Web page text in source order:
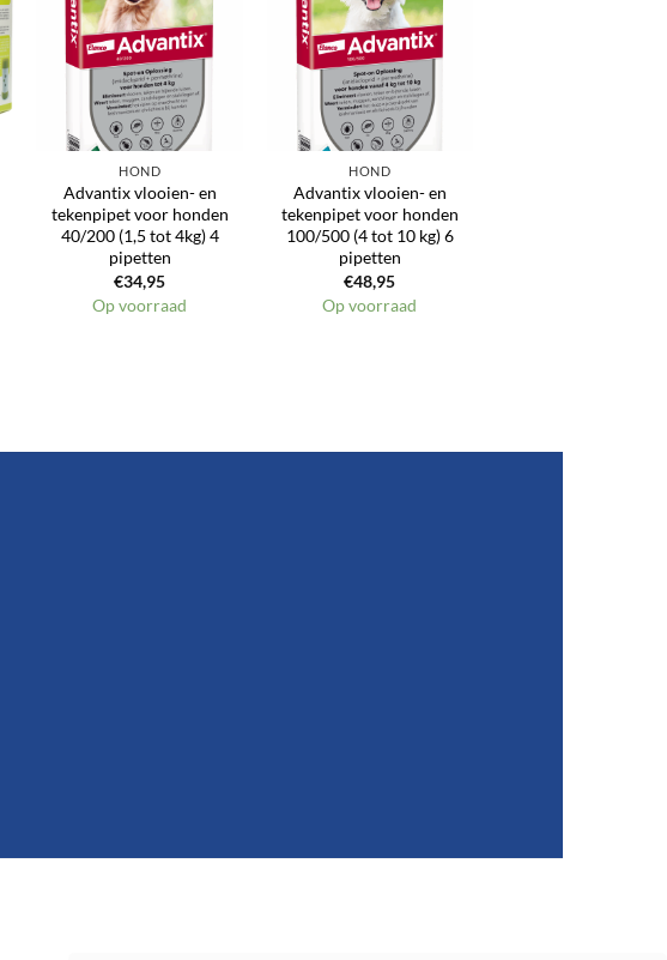
Toevoegen
aan
verlanglijst
HOND
Advantix vlooien- en
tekenpipet voor honden
40/200 (1,5 tot 4kg) 4
pipetten
€34,95
Op voorraad
Toevoegen
aan
verlanglijst
HOND
Advantix vlooien- en
tekenpipet voor honden
100/500 (4 tot 10 kg) 6
pipetten
€48,95
Op voorraad